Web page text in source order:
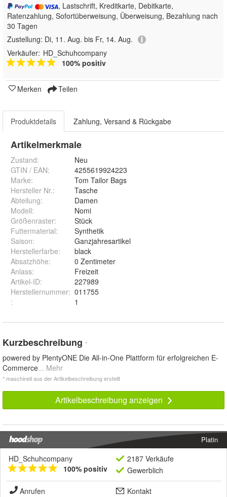
, Lastschrift, Kreditkarte, Debitkarte,
Ratenzahlung, Sofortüberweisung, Überweisung, Bezahlung nach
30 Tagen
Zustellung: Di, 11. Aug. bis Fr, 14. Aug.
Verkäufer: HD_Schuhcompany
100% positiv
Merken Teilen
Produktdetails Zahlung, Versand & Rückgabe
Artikelmerkmale
Zustand:
Neu
GTIN / EAN:
4255619924223
Marke:
Tom Tailor Bags
Hersteller Nr.:
Tasche
Abteilung:
Damen
Modell:
Nomi
Größenraster:
Stück
Futtermaterial:
Synthetik
Saison:
Ganzjahresartikel
Herstellerfarbe:
black
Absatzhöhe:
0 Zentimeter
Anlass:
Freizeit
Artikel-ID:
227989
Herstellernummer: 011755
:
1
Kurzbeschreibung *
powered by PlentyONE Die All-in-One Plattform für erfolgreichen E-
Commerce... Mehr
* maschinell aus der Artikelbeschreibung erstellt
Artikelbeschreibung anzeigen
Platin
HD_Schuhcompany
100% positiv
2187 Verkäufe
Gewerblich
Anrufen
Kontakt